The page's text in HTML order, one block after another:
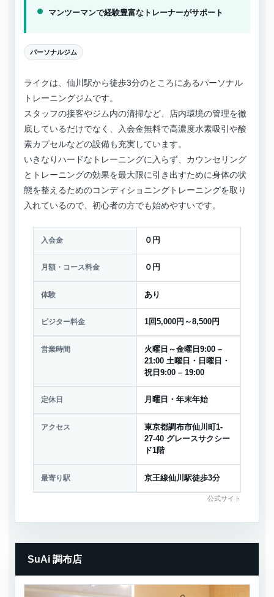
マンツーマンで経験豊富なトレーナーがサポート
パーソナルジム
ライクは、仙川駅から徒歩3分のところにあるパーソナル
トレーニングジムです。
スタッフの接客やジム内の清掃など、店内環境の管理を徹
底しているだけでなく、入会金無料で高濃度水素吸引や酸
素カプセルなどの設備も充実しています。
いきなりハードなトレーニングに入らず、カウンセリング
とトレーニングの効果を最大限に引き出すために身体の状
態を整えるためのコンディショニングトレーニングを取り
入れているので、初心者の方でも始めやすいです。
入会金 ０円
月額・コース料金 ０円
体験 あり
ビジター料金 1回5,000円～8,500円
営業時間
火曜日～金曜日9:00 –
21:00 土曜日・日曜日・
祝日9:00 – 19:00
定休日 月曜日・年末年始
アクセス
東京都調布市仙川町1-
27-40 グレースサクシー
ド1階
最寄り駅 京王線仙川駅徒歩3分
公式サイト
SuAi 調布店